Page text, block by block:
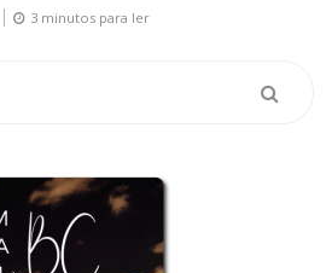
3 minutos para ler